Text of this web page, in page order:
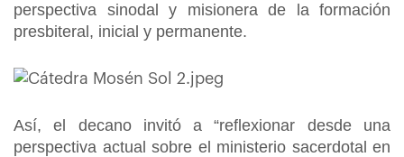
perspectiva sinodal y misionera de la formación
presbiteral, inicial y permanente.
Así, el decano invitó a “reflexionar desde una
perspectiva actual sobre el ministerio sacerdotal en